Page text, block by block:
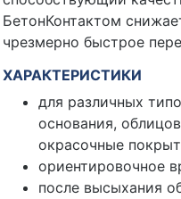
БетонКонтактом
чрезмерно быстрое
ХАРАКТЕРИСТИКИ
для различных
основания,
окрасочные
ориентировочное
после высыхания